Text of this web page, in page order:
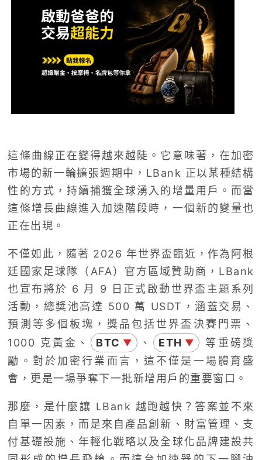
這條曲線正在變得越來越陡。它意味著，在加密
市場的新一輪擴張週期中，LBank 正以某種結構
性的方式，持續捕獲全球湧入的增量用戶。而當
這條增長曲線進入加速階段時，一個新的變量也
正在出現。
不僅如此，隨著 2026 年世界盃臨近，作為阿根
廷國家足球隊（AFA）官方區域贊助商，LBank
也宣布將於 6 月 9 日正式啟動世界盃主題系列
活動，總獎池高達 500 萬 USDT，涵蓋交易、
預測等多個板塊，獎品包括世界盃決賽門票、
1000 克黃金、
BTC ▼ 、 ETH ▼
等重磅獎
勵。對於加密行業而言，這不僅是一場體育盛
會，更是一場爭奪下一批新增用戶的重要窗口。
那麼，是什麼讓 LBank 越跑越快？答案並不來
自單一因素，而是來自產品創新、財富管理、支
付基礎設施、年輕化戰略以及全球化品牌建設共